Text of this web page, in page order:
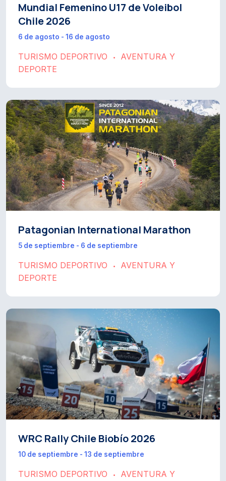
Mundial Femenino U17 de Voleibol
Chile 2026
6 de agosto - 16 de agosto
TURISMO DEPORTIVO •
AVENTURA Y
DEPORTE
Patagonian International Marathon
5 de septiembre - 6 de septiembre
TURISMO DEPORTIVO •
AVENTURA Y
DEPORTE
WRC Rally Chile Biobío 2026
10 de septiembre - 13 de septiembre
TURISMO DEPORTIVO •
AVENTURA Y